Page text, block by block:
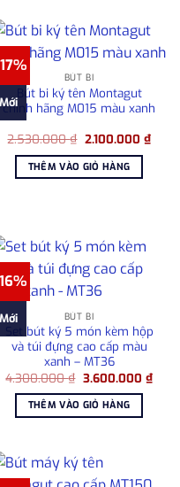
Mới
BÚT BI
Bút bi ký tên Montagut
chính hãng M015 màu xanh
2.530.000₫ Giá
là:
2.530.000 ₫.
2.100.000 ₫Giá
THÊM VÀO GIỎ HÀNG
₫.
Mới BÚT BI
Set bút ký 5 món kèm hộp
và túi đựng cao cấp màu
xanh – MT36
4.300.000₫ Giá
là:
4.300.000 ₫.
3.600.000 ₫Giá
hiện
THÊM VÀO GIỎ HÀNG